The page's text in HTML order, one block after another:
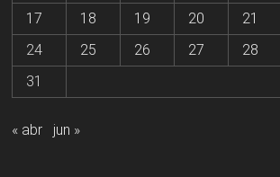
17
18 19 20 21
24
25 26 27 28
31
« abr jun »